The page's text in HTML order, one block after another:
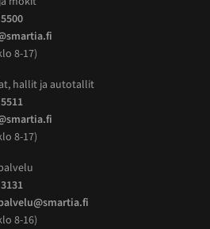
8-17)
hallit ja autotallit
8-17)
8-16)